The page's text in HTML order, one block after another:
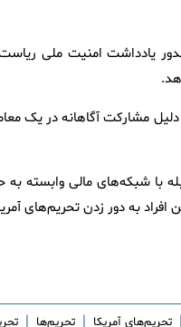
طبق فرمان اجرایی ۱۳۸۴۶، شش نهاد را به دلیل
با شبکه‌های مالی وابسته
به دور زدن تحریم‌های
| تحریم‌های آمریکا | تحریم‌ها |